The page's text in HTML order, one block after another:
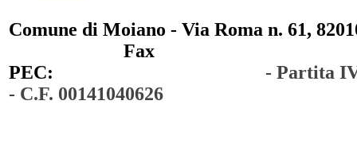
Comune di Moiano - Via Roma n. 61,
Fax
PEC:
- Partita
- C.F. 00141040626